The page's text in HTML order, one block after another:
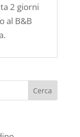
2 giorni
al B&B